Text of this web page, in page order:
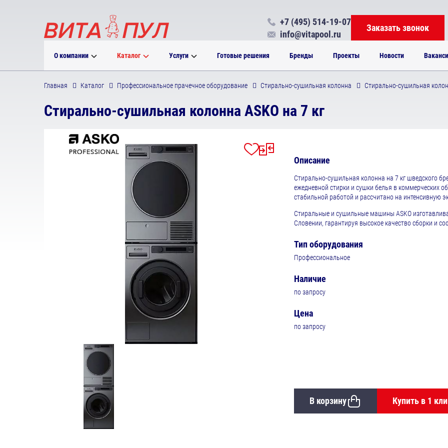
О компании Каталог Услуги Готовые решения Бренды Проекты Новости
+7 (495) 514-19-07
info@vitapool.ru
Заказать звонок
Главная Каталог Профессиональное прачечное оборудование Стирально-сушильная колонна Стирально-сушильная
Стирально-сушильная колонна ASKO на 7 кг
Описание
Стирально-сушильная колонна на 7 кг шведского
ежедневной стирки и сушки белья в коммерческих
стабильной работой и рассчитано на интенсивную
Стиральные и сушильные машины ASKO
Словении, гарантируя высокое качество сборки и
Тип оборудования
Профессиональное
Наличие
по запросу
Цена
по запросу
В корзину Купить в 1